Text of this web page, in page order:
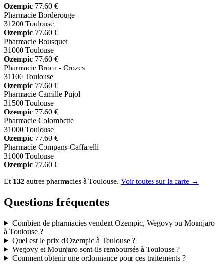
Ozempic 77.60 €
Pharmacie Borderouge
31200 Toulouse
Ozempic 77.60 €
Pharmacie Bousquet
31000 Toulouse
Ozempic 77.60 €
Pharmacie Broca - Crozes
31100 Toulouse
Ozempic 77.60 €
Pharmacie Camille Pujol
31500 Toulouse
Ozempic 77.60 €
Pharmacie Colombette
31000 Toulouse
Ozempic 77.60 €
Pharmacie Compans-Caffarelli
31000 Toulouse
Ozempic 77.60 €
Et 132 autres pharmacies à Toulouse. Voir toutes sur la carte →
Questions fréquentes
Combien de pharmacies vendent Ozempic, Wegovy ou Mounjaro
à Toulouse ?
Quel est le prix d'Ozempic à Toulouse ?
Wegovy et Mounjaro sont-ils remboursés à Toulouse ?
Comment obtenir une ordonnance pour ces traitements ?